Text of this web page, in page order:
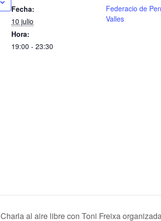
Fecha:
10 julio
Hora:
19:00 - 23:30
Federacio de
Valles
Charla al aire libre con Toni Freixa